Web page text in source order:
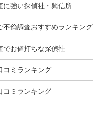
に強い探偵社・興信所
不倫調査おすすめランキング
でお値打ちな探偵社
コミランキング
コミランキング